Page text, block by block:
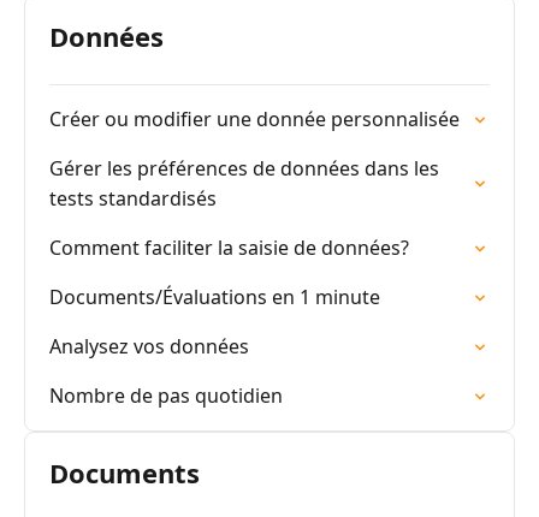
Données
Créer ou modifier une donnée personnalisée
Gérer les préférences de données dans les
tests standardisés
Comment faciliter la saisie de données?
Documents/Évaluations en 1 minute
Analysez vos données
Nombre de pas quotidien
Documents